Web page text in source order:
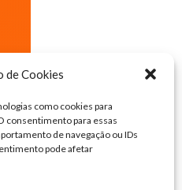
de Cookies
como cookies para
consentimento para essas
de navegação ou IDs
pode afetar